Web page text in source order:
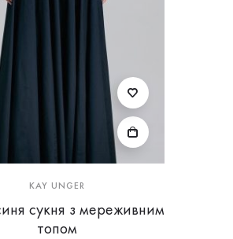
KAY UNGER
сукня з мереживним
топом